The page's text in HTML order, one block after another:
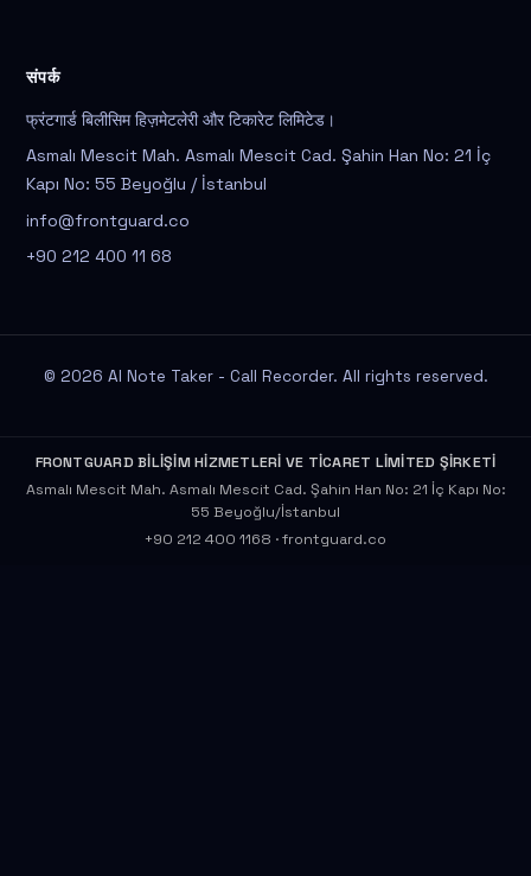
संपर्क
फ्रंटगार्ड बिलीसिम हिज़मेटलेरी और टिकारेट लिमिटेड।
Asmalı Mescit Mah. Asmalı Mescit Cad. Şahin Han No: 21 İç
Kapı No: 55 Beyoğlu / İstanbul
info@frontguard.co
+90 212 400 11 68
© 2026 AI Note Taker - Call Recorder. All rights reserved.
FRONTGUARD BİLİŞİM HİZMETLERİ VE TİCARET LİMİTED ŞİRKETİ
Asmalı Mescit Mah. Asmalı Mescit Cad. Şahin Han No: 21 İç Kapı No:
55 Beyoğlu/İstanbul
+90 212 400 1168 ·frontguard.co